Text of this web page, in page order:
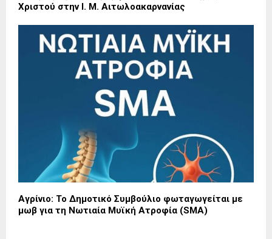
Χριστού στην Ι. Μ. Αιτωλοακαρνανίας
Αγρίνιο: Το Δημοτικό Συμβούλιο φωταγωγείται με
μωβ για τη Νωτιαία Μυϊκή Ατροφία (SMA)